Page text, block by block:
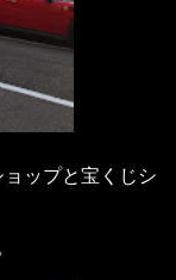
ップと宝くじシ